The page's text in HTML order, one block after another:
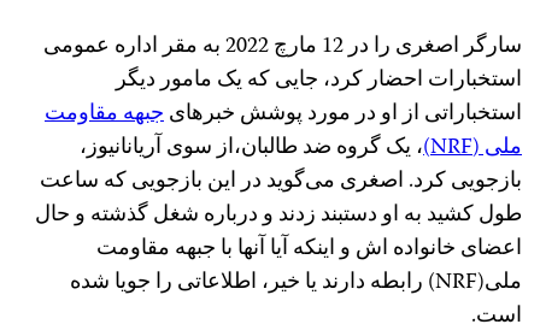
سارگر اصغری را در 12 مارچ 2022 به مقر اداره عمومی
استخبارات احضار کرد، جایی که یک مامور دیگر
استخباراتی از او در مورد پوشش خبرهایجبهه مقاومت
ملی (NRF)
، یک گروه ضد طالبان،از سوی آریانانیوز،
بازجویی کرد. اصغری می‌گوید در این بازجویی که ساعت
طول کشید به او دستبند زدند و درباره شغل گذشته و حال
اعضای خانواده‌ اش و اینکه آیا آنها با جبهه مقاومت
ملی(NRF) رابطه دارند یا خیر، اطلاعاتی را جویا شده
است.